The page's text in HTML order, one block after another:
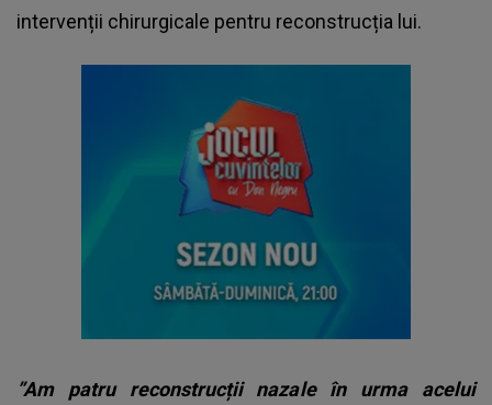
intervenții chirurgicale pentru reconstrucția lui.
”Am patru reconstrucții nazale în urma acelui